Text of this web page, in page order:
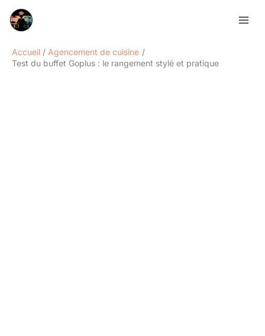
Accueil
Agencement de cuisine
Test du buffet Goplus : le rangement stylé et pratique
Rechercher